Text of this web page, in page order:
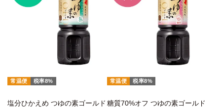
常温便 税率8%
塩分ひかえめ つゆの素ゴールド
常温便 税率8%
糖質70%オフ つゆの素ゴールド